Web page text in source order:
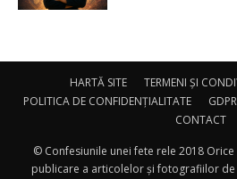
HARTĂ SITE
TERMENI ȘI
POLITICA DE CONFIDENȚIALITATE
CONTACT
© Confesiunile unei fete rele 2018
publicare a articolelor și fotografiilor